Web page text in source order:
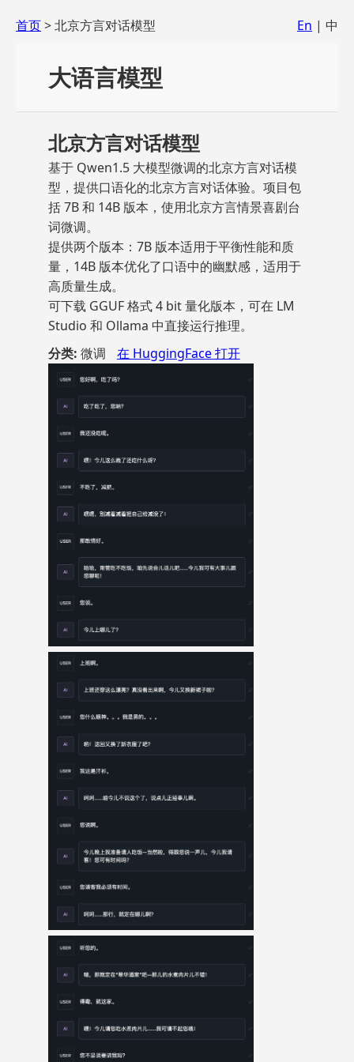
首页> 北京方言对话模型 En | 中
大语言模型
北京方言对话模型
基于 Qwen1.5 大模型微调的北京方言对话模
型，提供口语化的北京方言对话体验。项目包
括 7B 和 14B 版本，使用北京方言情景喜剧台
词微调。
提供两个版本：7B 版本适用于平衡性能和质
量，14B 版本优化了口语中的幽默感，适用于
高质量生成。
可下载 GGUF 格式 4 bit 量化版本，可在 LM
Studio 和 Ollama 中直接运行推理。
分类: 微调 在 HuggingFace 打开